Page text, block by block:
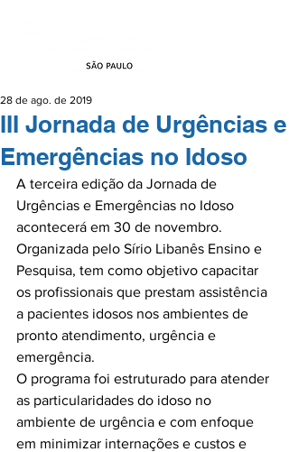
III Jornada de Urgências e
Emergências no Idoso
28 de ago. de 2019
A terceira edição da Jornada de
Urgências e Emergências no Idoso
acontecerá em 30 de novembro.
Organizada pelo Sírio Libanês Ensino e
Pesquisa, tem como objetivo capacitar
os profissionais que prestam assistência
a pacientes idosos nos ambientes de
pronto atendimento, urgência e
emergência.
O programa foi estruturado para atender
as particularidades do idoso no
ambiente de urgência e com enfoque
em minimizar internações e custos e